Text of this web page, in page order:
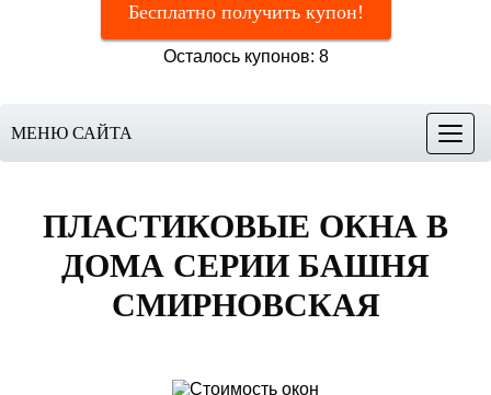
Бесплатно получить купон!
Осталось купонов: 8
Меню
МЕНЮ САЙТА
ПЛАСТИКОВЫЕ ОКНА В
ДОМА СЕРИИ БАШНЯ
СМИРНОВСКАЯ